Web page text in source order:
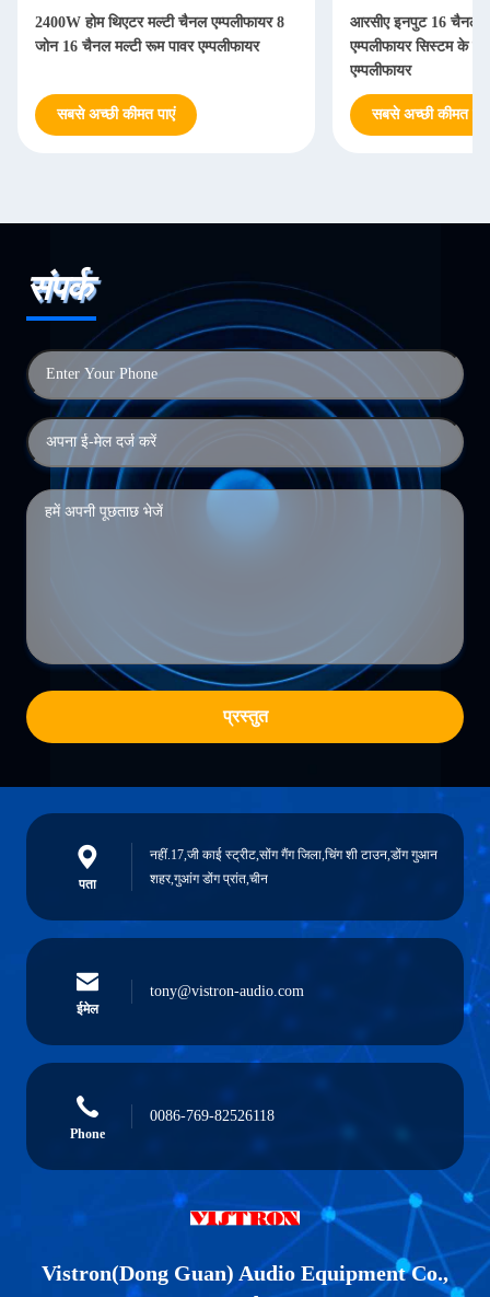
2400W होम थिएटर मल्टी चैनल एम्पलीफायर 8
जोन 16 चैनल मल्टी रूम पावर एम्पलीफायर
सबसे अच्छी कीमत पाएं
आरसीए इनपुट 16 चैनल 8
एम्पलीफायर सिस्टम के
एम्पलीफायर
सबसे अच्छी कीमत पाएं
संपर्क
प्रस्तुत
पता
नहीं.17,जी काई स्ट्रीट,सोंग गैंग जिला,चिंग शी टाउन,डोंग गुआन
शहर,गुआंग डोंग प्रांत,चीन
ईमेल
tony@vistron-audio.com
Phone
0086-769-82526118
Vistron(Dong Guan) Audio Equipment Co.,